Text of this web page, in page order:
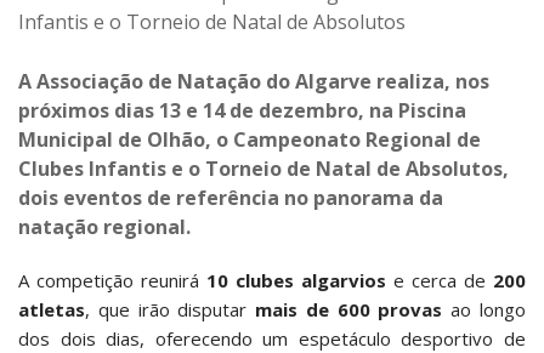
A Associação de Natação do Algarve realiza, nos
próximos dias 13 e 14 de dezembro, na Piscina
Municipal de Olhão, o Campeonato Regional de
Clubes Infantis e o Torneio de Natal de Absolutos,
dois eventos de referência no panorama da
natação regional.
A competição reunirá 10 clubes algarvios e cerca de 200
atletas, que irão disputar mais de 600 provas ao longo
dos dois dias, oferecendo um espetáculo desportivo de